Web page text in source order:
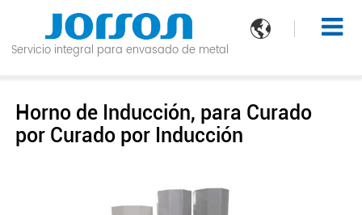

Servicio integral para envasado de metal
Horno de Inducción, para Curado
por Curado por Inducción